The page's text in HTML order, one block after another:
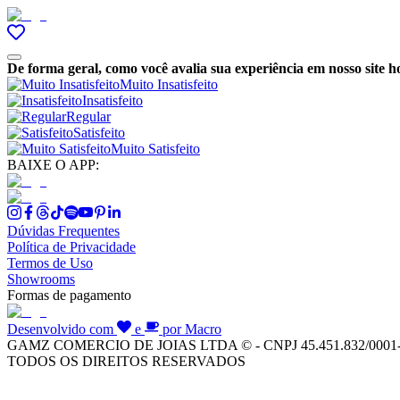
De forma geral, como você avalia sua experiência em nosso site
Muito Insatisfeito
Insatisfeito
Regular
Satisfeito
Muito Satisfeito
BAIXE O APP:
Dúvidas Frequentes
Política de Privacidade
Termos de Uso
Showrooms
Formas de pagamento
Desenvolvido com e
por Macro
GAMZ COMERCIO DE JOIAS LTDA © - CNPJ 45.451.832/
TODOS OS DIREITOS RESERVADOS